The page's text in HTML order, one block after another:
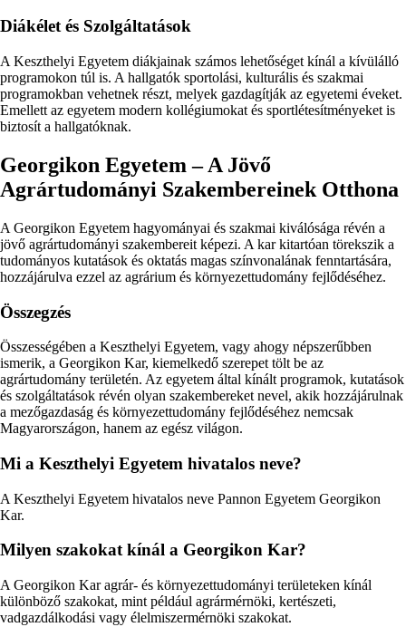
Diákélet és Szolgáltatások
A Keszthelyi Egyetem diákjainak számos lehetőséget kínál a kívülálló
programokon túl is. A hallgatók sportolási, kulturális és szakmai
programokban vehetnek részt, melyek gazdagítják az egyetemi éveket.
Emellett az egyetem modern kollégiumokat és sportlétesítményeket is
biztosít a hallgatóknak.
Georgikon Egyetem – A Jövő
Agrártudományi Szakembereinek Otthona
A Georgikon Egyetem hagyományai és szakmai kiválósága révén a
jövő agrártudományi szakembereit képezi. A kar kitartóan törekszik a
tudományos kutatások és oktatás magas színvonalának fenntartására,
hozzájárulva ezzel az agrárium és környezettudomány fejlődéséhez.
Összegzés
Összességében a Keszthelyi Egyetem, vagy ahogy népszerűbben
ismerik, a Georgikon Kar, kiemelkedő szerepet tölt be az
agrártudomány területén. Az egyetem által kínált programok, kutatások
és szolgáltatások révén olyan szakembereket nevel, akik hozzájárulnak
a mezőgazdaság és környezettudomány fejlődéséhez nemcsak
Magyarországon, hanem az egész világon.
Mi a Keszthelyi Egyetem hivatalos neve?
A Keszthelyi Egyetem hivatalos neve Pannon Egyetem Georgikon
Kar.
Milyen szakokat kínál a Georgikon Kar?
A Georgikon Kar agrár- és környezettudományi területeken kínál
különböző szakokat, mint például agrármérnöki, kertészeti,
vadgazdálkodási vagy élelmiszermérnöki szakokat.